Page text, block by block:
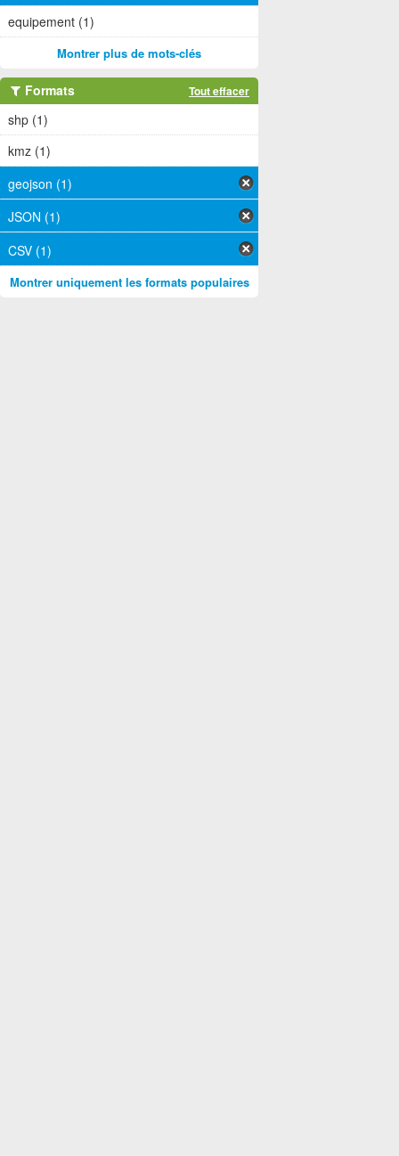
equipement (1)
Montrer plus de mots-clés
Formats Tout effacer
shp (1)
kmz (1)
geojson (1)
JSON (1)
CSV (1)
Montrer uniquement les formats populaires